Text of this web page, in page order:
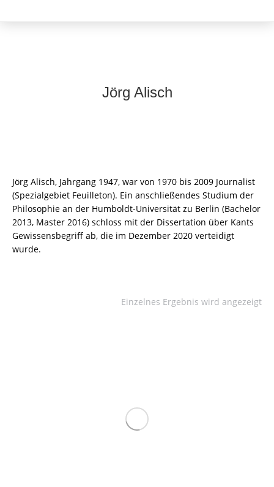
Jörg Alisch
Jörg Alisch, Jahrgang 1947, war von 1970 bis 2009 Journalist
(Spezialgebiet Feuilleton). Ein anschließendes Studium der
Philosophie an der Humboldt-Universität zu Berlin (Bachelor
2013, Master 2016) schloss mit der Dissertation über Kants
Gewissensbegriff ab, die im Dezember 2020 verteidigt
wurde.
Einzelnes Ergebnis wird angezeigt